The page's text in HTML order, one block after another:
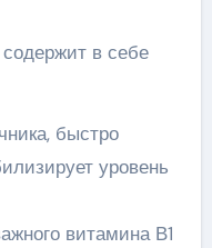
в себе
быстро
уровень
витамина В1